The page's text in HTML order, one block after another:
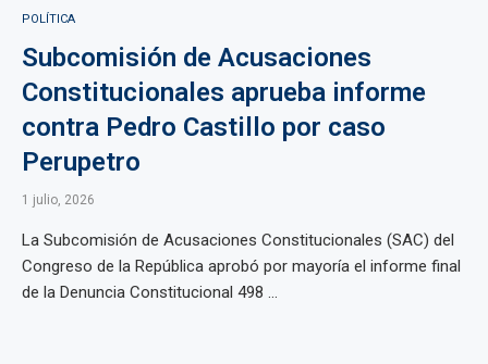
POLÍTICA
Subcomisión de Acusaciones
Constitucionales aprueba informe
contra Pedro Castillo por caso
Perupetro
1 julio, 2026
La Subcomisión de Acusaciones Constitucionales (SAC) del
Congreso de la República aprobó por mayoría el informe final
de la Denuncia Constitucional 498 ...